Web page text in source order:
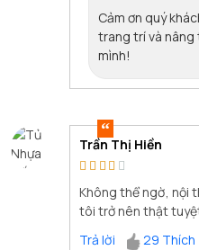
Cảm ơn quý
trang trí và nâng
mình!
Trần Thị Hiền
Không thể ngờ, nội
tôi trở nên thật
Trả lời
29 Thích